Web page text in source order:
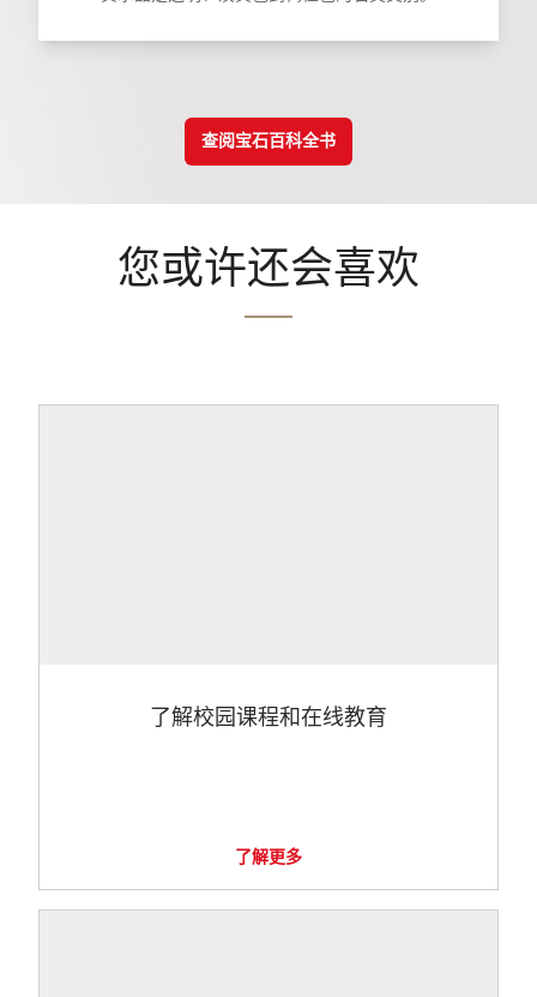
查阅宝石百科全书
您或许还会喜欢
了解校园课程和在线教育
了解更多